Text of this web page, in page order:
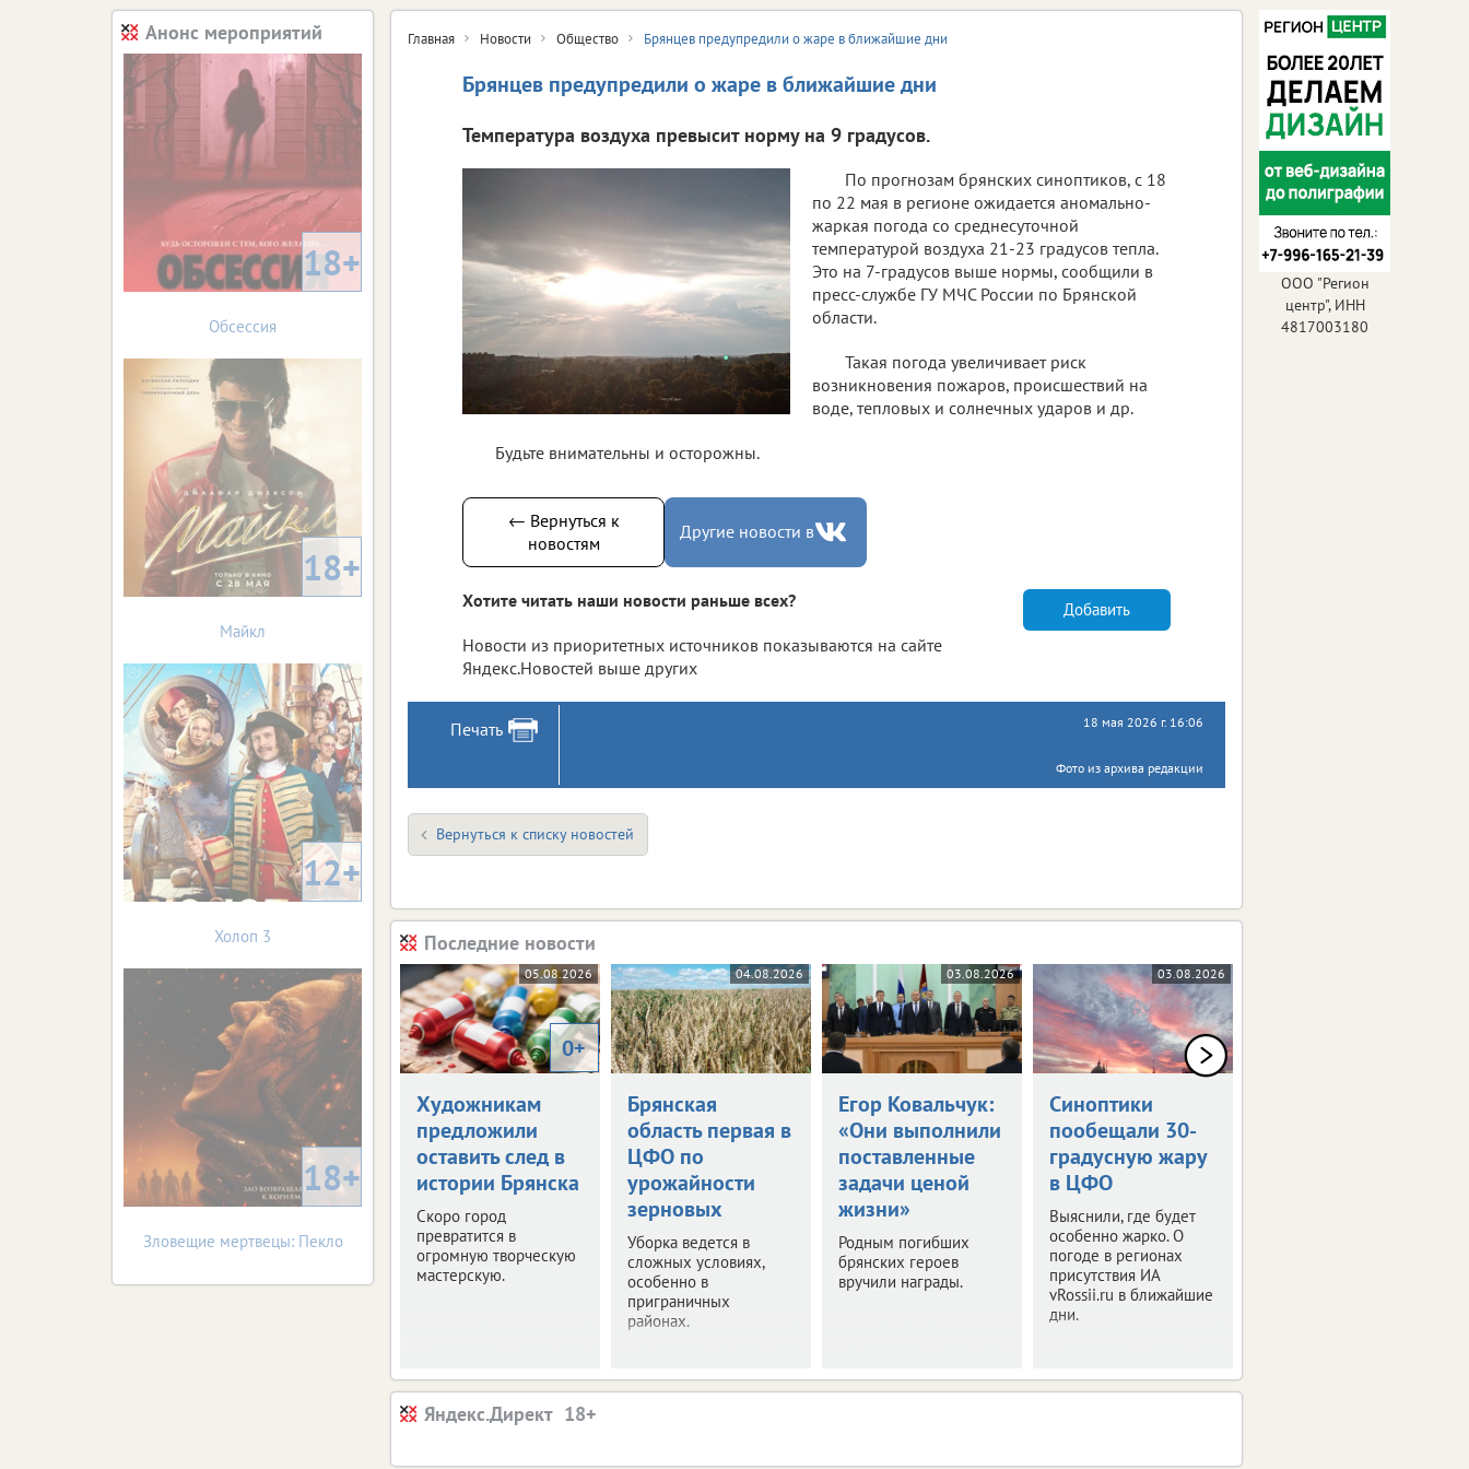
Главная Новости Общество Брянцев предупредили о жаре в ближайшие дни
Брянцев предупредили о жаре в ближайшие дни
Температура воздуха превысит норму на 9 градусов.
По прогнозам брянских синоптиков, с 18
по 22 мая в регионе ожидается аномально-
жаркая погода со среднесуточной
температурой воздуха 21-23 градусов тепла.
Это на 7-градусов выше нормы, сообщили в
пресс-службе ГУ МЧС России по Брянской
области.
Такая погода увеличивает риск
возникновения пожаров, происшествий на
воде, тепловых и солнечных ударов и др.
Будьте внимательны и осторожны.
← Вернуться к
новостям
Другие новости в
Хотите читать наши новости раньше всех?
Новости из приоритетных источников показываются на сайте
Яндекс.Новостей выше других
Добавить
Печать 18 мая 2026 г. 16:06
Фото из архива редакции
Вернуться к списку новостей
Последние новости
05.08.2026
0+
Художникам
предложили
оставить след в
истории Брянска
Скоро город
превратится в
огромную творческую
мастерскую.
04.08.2026
Брянская
область первая в
ЦФО по
урожайности
зерновых
Уборка ведется в
сложных условиях,
особенно в
приграничных
районах.
03.08.2026
Егор Ковальчук:
«Они выполнили
поставленные
задачи ценой
жизни»
Родным погибших
брянских героев
вручили награды.
03.08.2026
Синоптики
пообещали 30-
градусную жару
в ЦФО
Выяснили, где будет
особенно жарко. О
погоде в регионах
присутствия ИА
vRossii.ru в ближайшие
дни.
Яндекс.Директ
Анонс мероприятий
18+
Обсессия
18+
Майкл
12+
Холоп 3
18+
Зловещие мертвецы: Пекло
ООО "Регион
центр", ИНН
4817003180